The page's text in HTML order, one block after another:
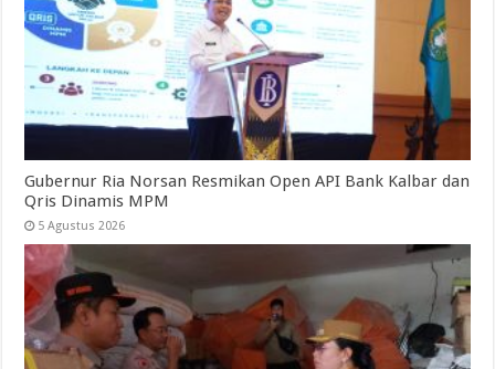
Gubernur Ria Norsan Resmikan Open API Bank Kalbar dan
Qris Dinamis MPM
5 Agustus 2026